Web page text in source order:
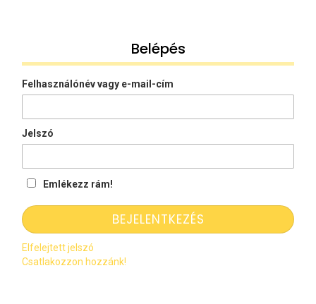
Belépés
Felhasználónév vagy e-mail-cím
Jelszó
Emlékezz rám!
Elfelejtett jelszó
Csatlakozzon hozzánk!